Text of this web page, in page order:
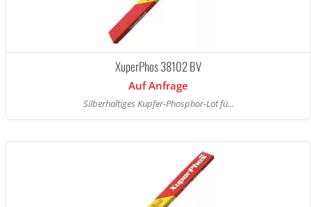
XuperPhos 38102 BV
Auf Anfrage
Silberhaltiges Kupfer-Phosphor-Lot fü...